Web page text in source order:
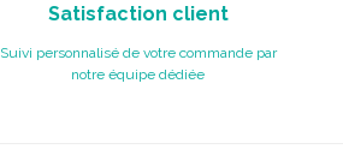
Satisfaction client
Suivi personnalisé de votre commande par
notre équipe dédiée